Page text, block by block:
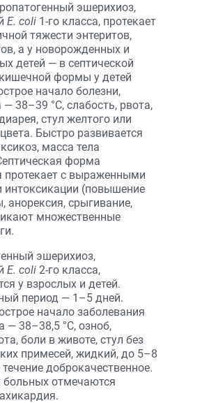
эшерихиоз,
Е. соli 1-го класса, протекает
тяжести энтеритов,
а у новорожденных и
детей — в септической
формы у детей
начало болезни,
— 38–39 °С, слабость, рвота,
стул желтого или
Быстро развивается
масса тела
форма
протекает с выраженными
(повышение
анорексия, срыгивание,
множественные
эшерихиоз,
Е. соli 2-го класса,
у взрослых и детей.
период — 1–5 дней.
начало заболевания
— 38–38,5 °С, озноб,
боли в животе, стул без
примесей, жидкий, до 5–8
течение доброкачественное.
больных отмечаются